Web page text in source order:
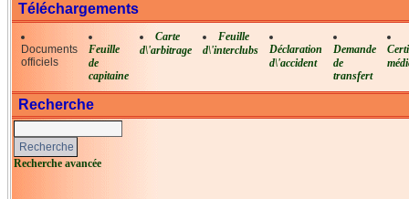
Téléchargements
Documents
officiels
Feuille
de
capitaine
Carte
d\'arbitrage
Feuille
d\'interclubs
Déclaration
d\'accident
Demande
de
transfert
Recherche
Recherche avancée